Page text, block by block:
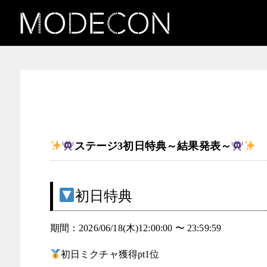
ステージ3初日特典～結果発表～
初日特典
期間：2026/06/18(木)12:00:00 〜 23:59:59
初日ミクチャ獲得pt1位